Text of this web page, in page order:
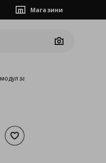
Магазини
Camera
модул за стенен монтаж
Добави към списъка с